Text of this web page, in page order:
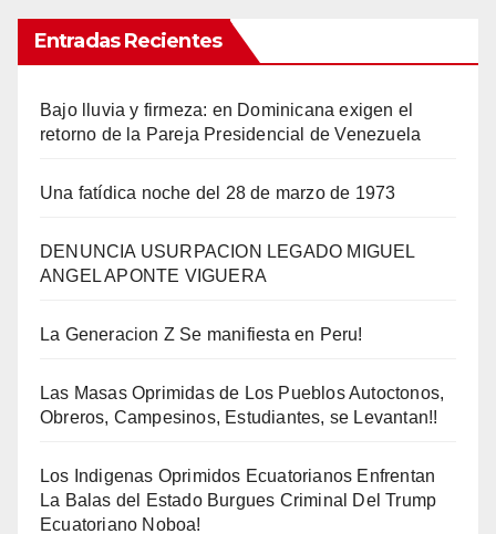
Entradas Recientes
Bajo lluvia y firmeza: en Dominicana exigen el
retorno de la Pareja Presidencial de Venezuela
Una fatídica noche del 28 de marzo de 1973
DENUNCIA USURPACION LEGADO MIGUEL
ANGEL APONTE VIGUERA
La Generacion Z Se manifiesta en Peru!
Las Masas Oprimidas de Los Pueblos Autoctonos,
Obreros, Campesinos, Estudiantes, se Levantan!!
Los Indigenas Oprimidos Ecuatorianos Enfrentan
La Balas del Estado Burgues Criminal Del Trump
Ecuatoriano Noboa!